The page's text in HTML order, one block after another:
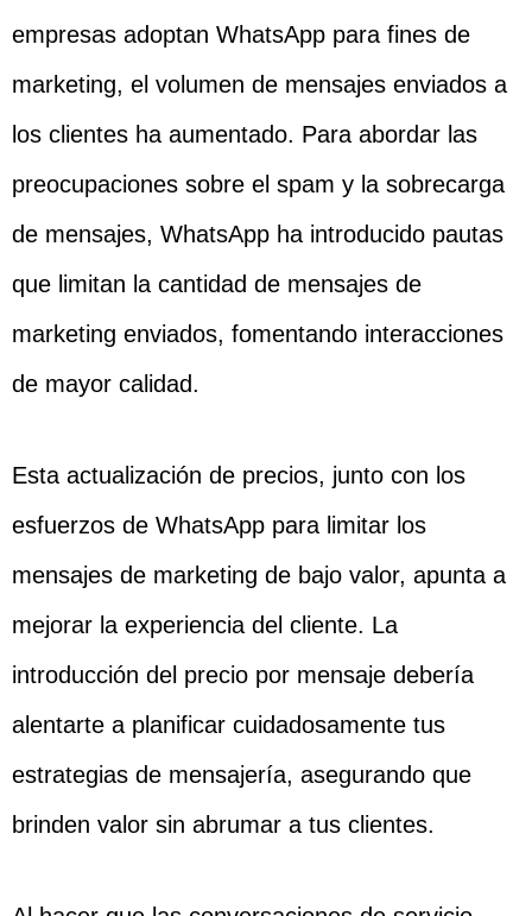
empresas adoptan WhatsApp para fines de
marketing, el volumen de mensajes enviados a
los clientes ha aumentado. Para abordar las
preocupaciones sobre el spam y la sobrecarga
de mensajes, WhatsApp ha introducido pautas
que limitan la cantidad de mensajes de
marketing enviados, fomentando interacciones
de mayor calidad.
Esta actualización de precios, junto con los
esfuerzos de WhatsApp para limitar los
mensajes de marketing de bajo valor, apunta a
mejorar la experiencia del cliente. La
introducción del precio por mensaje debería
alentarte a planificar cuidadosamente tus
estrategias de mensajería, asegurando que
brinden valor sin abrumar a tus clientes.